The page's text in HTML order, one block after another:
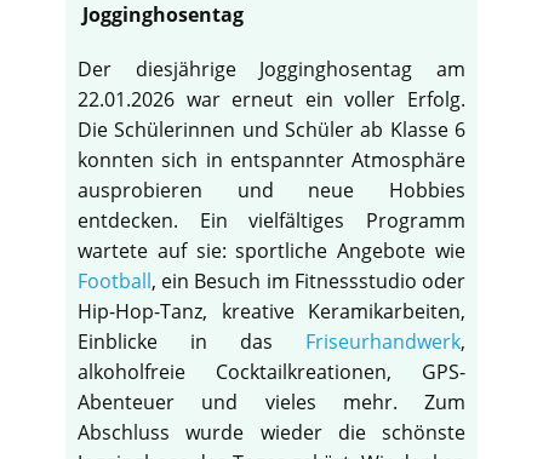
Jogginghosentag
Der diesjährige Jogginghosentag am
22.01.2026 war erneut ein voller Erfolg.
Die Schülerinnen und Schüler ab Klasse 6
konnten sich in entspannter Atmosphäre
ausprobieren und neue Hobbies
entdecken. Ein vielfältiges Programm
wartete auf sie: sportliche Angebote wie
Football, ein Besuch im Fitnessstudio oder
Hip-Hop-Tanz, kreative Keramikarbeiten,
Einblicke in das Friseurhandwerk,
alkoholfreie Cocktailkreationen, GPS-
Abenteuer und vieles mehr. Zum
Abschluss wurde wieder die schönste